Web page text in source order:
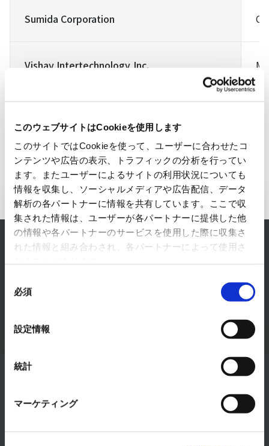
このウェブサイトはCookieを使用します
このサイトではCookieを使って、ユーザーに合わせたコ
ンテンツや広告の表示、トラフィックの分析を行ってい
ます。またユーザーによるサイトの利用状況についても
情報を収集し、ソーシャルメディアや広告配信、データ
解析の各パートナーに情報を共有しています。ここで収
集された情報は、ユーザーが各パートナーに提供した他
の情報や各パートナーのサービスを使用した際に収集さ
れた情報と組み合わされ、各パートナーによって使用さ
必須
設定情報
統計
マーケティング
Sumida Corporation
Vishay Intertechnology,Inc.
Inquiry to Electronics Business
RYODEN solves any concerns about Electronics
Products & Services